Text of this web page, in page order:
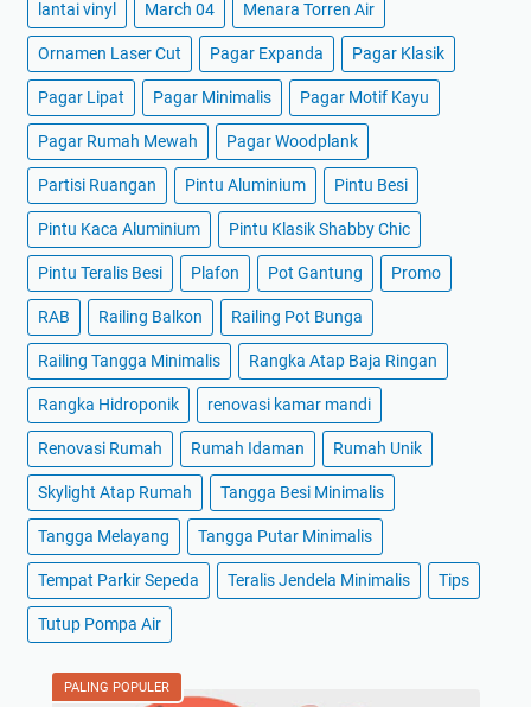
lantai vinyl March 04 Menara Torren Air
Ornamen Laser Cut Pagar Expanda Pagar Klasik
Pagar Lipat Pagar Minimalis Pagar Motif Kayu
Pagar Rumah Mewah Pagar Woodplank
Partisi Ruangan Pintu Aluminium Pintu Besi
Pintu Kaca Aluminium Pintu Klasik Shabby Chic
Pintu Teralis Besi Plafon Pot Gantung Promo
RAB Railing Balkon Railing Pot Bunga
Railing Tangga Minimalis Rangka Atap Baja Ringan
Rangka Hidroponik renovasi kamar mandi
Renovasi Rumah Rumah Idaman Rumah Unik
Skylight Atap Rumah Tangga Besi Minimalis
Tangga Melayang Tangga Putar Minimalis
Tempat Parkir Sepeda Teralis Jendela Minimalis Tips
Tutup Pompa Air
PALING POPULER